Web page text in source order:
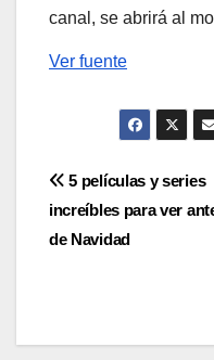
canal, se abrirá al
Ver fuente
de
5 películas y series
increíbles para ver
de Navidad